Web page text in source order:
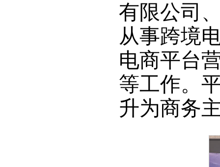
有限公司
从事跨境
电商平台
等工作。
升为商务